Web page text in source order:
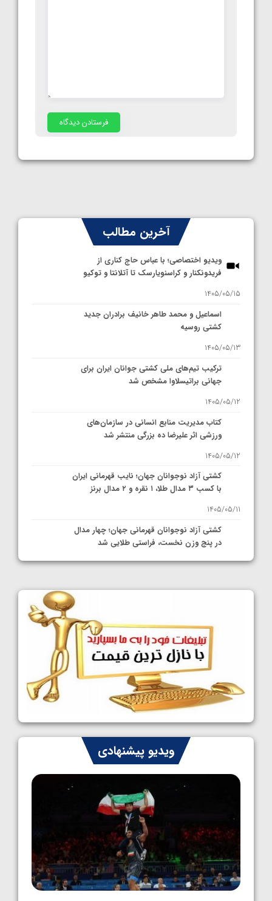
آخرین مطالب
ویدیو اختصاصی؛ با عباس حاج کناری از
فریدونکنار و کراسنویارسک تا آتلانتا و توکیو
1405/05/15
اسماعیل و محمد طاهر خانیف برادران جدید
کشتی روسیه
1405/05/13
ترکیب تیم‌های ملی کشتی جوانان ایران برای
جهانی براتیسلاوا مشخص شد
1405/05/12
کتاب مدیریت منابع انسانی در سازمان‌های
ورزشی اثر علیرضا ده بزرگی منتشر شد
1405/05/12
کشتی آزاد نوجوانان جهان؛ نایب قهرمانی ایران
با کسب ۳ مدال طلا، ۱ نقره و ۲ مدال برنز
1405/05/11
کشتی آزاد نوجوانان قهرمانی جهان؛ چهار مدال
در پنج وزن نخست، فراستی طلایی شد
1405/05/11
کشتی آزاد نوجوانان جهان؛ رقبای نمایندگان
ایران مشخص شدند
1405/05/08
کشتی فرنگی نوجوانان جهان؛ سکوی تیمی
سوم برای ایران
1405/05/07
ایران چشم به راه چهار مدال در پنج وزن دوم
کشتی فرنگی نوجوانان جهان
1405/05/06
ویدیو پیشنهادی